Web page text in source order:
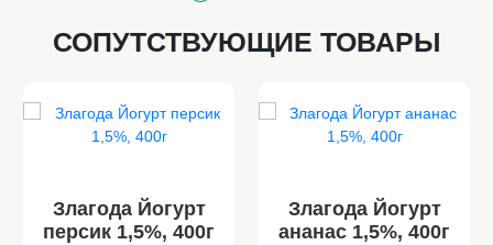
СОПУТСТВУЮЩИЕ ТОВАРЫ
Злагода Йогурт
персик 1,5%, 400г
Злагода Йогурт
ананас 1,5%, 400г